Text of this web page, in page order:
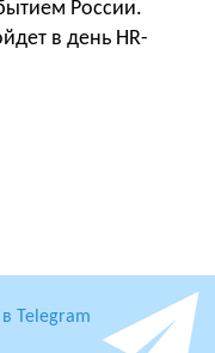
России.
в день HR-
в Telegram